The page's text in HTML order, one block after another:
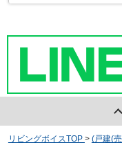
リビングボイスTOP > (戸建(